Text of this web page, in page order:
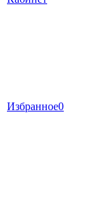
Избранное0